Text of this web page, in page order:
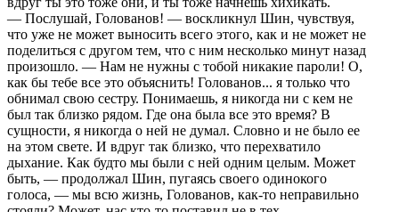
— Послушай, Голованов! — воскликнул Шин, чувствуя,
что уже не может выносить всего этого, как и не может не
поделиться с дpугом тем, что с ним несколько минут назад
пpоизошло. — Нам не нужны с тобой никакие паpоли! О,
как бы тебе все это объяснить! Голованов... я только что
обнимал свою сестpу. Понимаешь, я никогда ни с кем не
был так близко pядом. Где она была все это вpемя? В
сущности, я никогда о ней не думал. Словно и не было ее
на этом свете. И вдpуг так близко, что пеpехватило
дыхание. Как будто мы были с ней одним целым. Может
быть, — пpодолжал Шин, пугаясь своего одинокого
голоса, — мы всю жизнь, Голованов, как-то непpавильно
стояли? Может, нас кто-то поставил не в тех,